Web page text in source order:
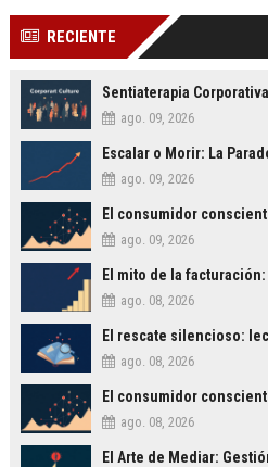
RECIENTE
ago. 09, 2026
ago. 09, 2026
ago. 09, 2026
ago. 08, 2026
ago. 08, 2026
ago. 08, 2026